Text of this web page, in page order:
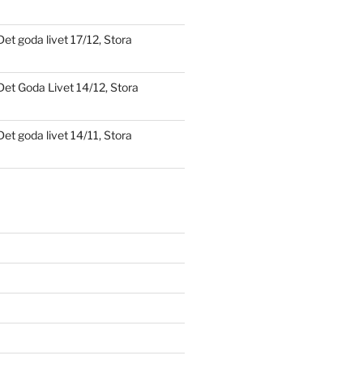
goda livet 17/12, Stora
Goda Livet 14/12, Stora
goda livet 14/11, Stora